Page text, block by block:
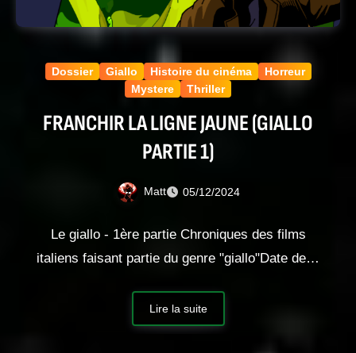
Dossier Giallo Histoire du cinéma
Horreur
Mystere
Thriller
FRANCHIR LA LIGNE JAUNE (GIALLO
PARTIE 1)
Matt 05/12/2024
Le giallo - 1ère partie Chroniques des films
italiens faisant partie du genre "giallo"Date de…
Lire la suite